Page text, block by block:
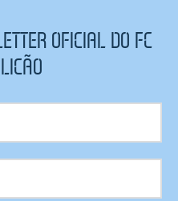
OFICIAL DO FC